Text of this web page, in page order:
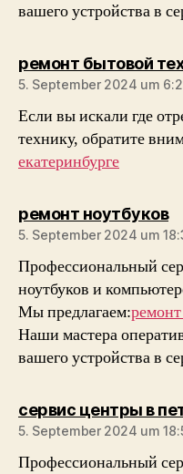
вашего устройства в
ремонт бытовой
5. September 2024 um
Если вы искали где
технику, обратите
екатеринбурге
ремонт ноутбуков
5. September 2024 um
Профессиональный
ноутбуков и
Мы предлагаем:
Наши мастера
вашего устройства в
сервис центры в
5. September 2024 um
Профессиональный